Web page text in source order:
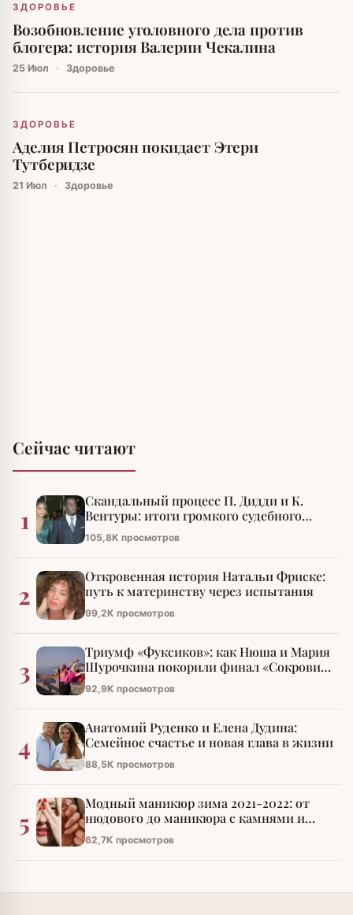
ЗДОРОВЬЕ
Возобновление уголовного дела против
блогера: история Валерии Чекалина
25 Июл · Здоровье
ЗДОРОВЬЕ
Аделия Петросян покидает Этери
Тутберидзе
21 Июл · Здоровье
Сейчас читают
1
Скандальный процесс П. Дидди и К.
Вентуры: итоги громкого судебного
разбирательства
105,8К просмотров
2
Откровенная история Натальи Фриске:
путь к материнству через испытания
99,2К просмотров
3
Триумф «Фуксиков»: как Нюша и Мария
Шурочкина покорили финал «Сокровищ
императора»
92,9К просмотров
4
Анатомий Руденко и Елена Дудина:
Семейное счастье и новая глава в жизни
88,5К просмотров
5
Модный маникюр зима 2021-2022: от
нюдового до маникюра с камнями и
стразами
62,7К просмотров